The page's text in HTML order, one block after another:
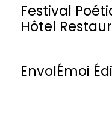
Festival
Hôtel
EnvolÉmoi